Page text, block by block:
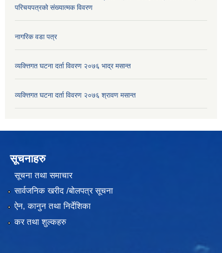
परिचयपत्रको संख्यात्मक विवरण
नागरिक वडा पत्र
व्यक्त्तिगत घटना दर्ता विवरण २०७६ भाद्र मसान्त
व्यक्त्तिगत घटना दर्ता विवरण २०७६ श्रावण मसान्त
सूचनाहरु
सूचना तथा समाचार
सार्वजनिक खरीद /बोलपत्र सूचना
ऐन, कानुन तथा निर्देशिका
कर तथा शुल्कहरु